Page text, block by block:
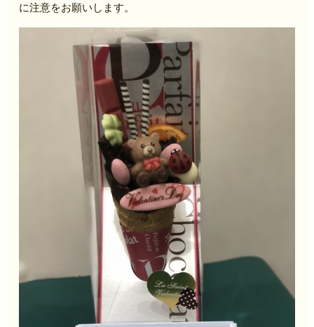
に注意をお願いします。